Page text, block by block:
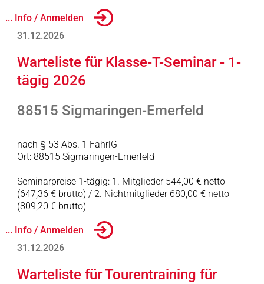
... Info / Anmelden
31.12.2026
Warteliste für Klasse-T-Seminar - 1-
tägig 2026
88515 Sigmaringen-Emerfeld
nach § 53 Abs. 1 FahrlG
Ort: 88515 Sigmaringen-Emerfeld
Seminarpreise 1-tägig: 1. Mitglieder 544,00 € netto
(647,36 € brutto) / 2. Nichtmitglieder 680,00 € netto
(809,20 € brutto)
... Info / Anmelden
31.12.2026
Warteliste für Tourentraining für